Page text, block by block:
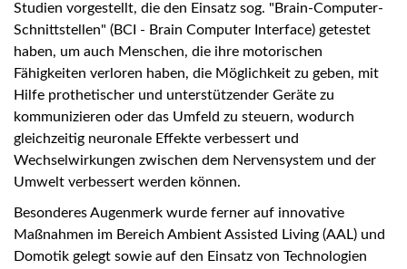
Studien vorgestellt, die den Einsatz sog. "Brain-Computer-
Schnittstellen" (BCI - Brain Computer Interface) getestet
haben, um auch Menschen, die ihre motorischen
Fähigkeiten verloren haben, die Möglichkeit zu geben, mit
Hilfe prothetischer und unterstützender Geräte zu
kommunizieren oder das Umfeld zu steuern, wodurch
gleichzeitig neuronale Effekte verbessert und
Wechselwirkungen zwischen dem Nervensystem und der
Umwelt verbessert werden können.
Besonderes Augenmerk wurde ferner auf innovative
Maßnahmen im Bereich Ambient Assisted Living (AAL) und
Domotik gelegt sowie auf den Einsatz von Technologien